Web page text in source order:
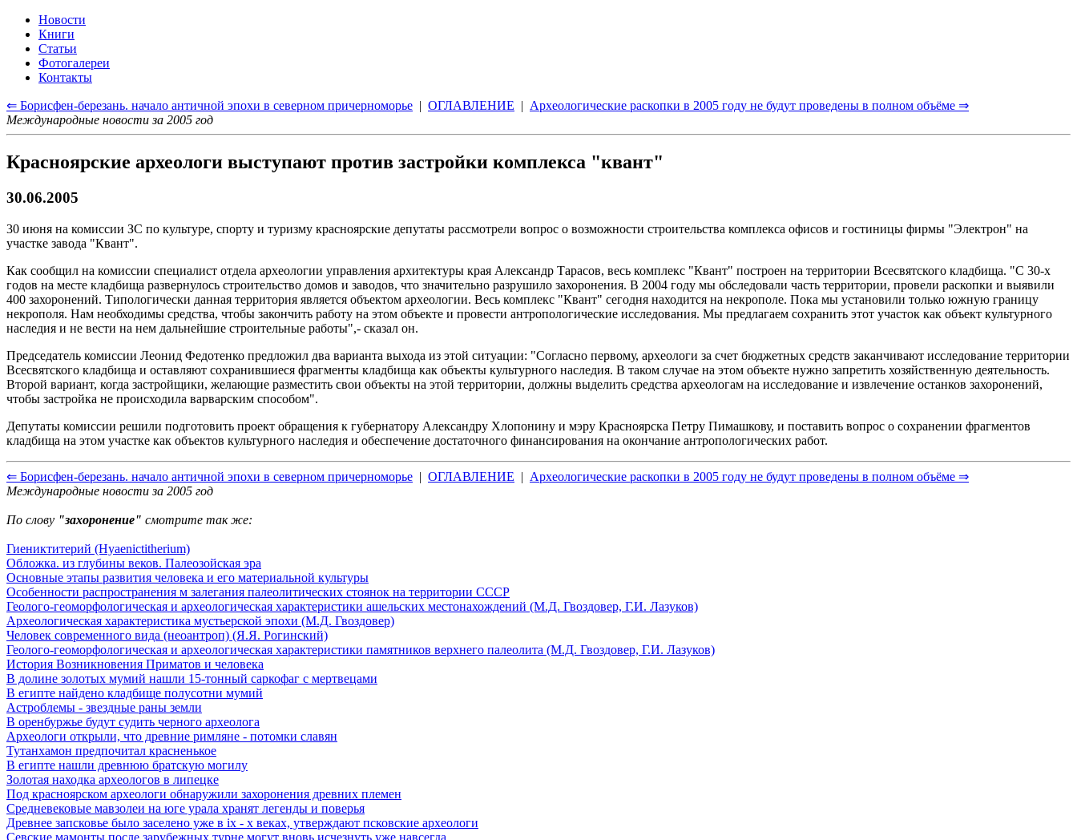
Новости
Книги
Статьи
Фотогалереи
Контакты
⇐ Борисфен-березань. начало античной эпохи в северном причерноморье | ОГЛАВЛЕНИЕ | Археологические раскопки в 2005 году не будут проведены в полном объёме ⇒
Международные новости за 2005 год
Красноярские археологи выступают против застройки комплекса "квант"
30.06.2005
30 июня на комиссии ЗС по культуре, спорту и туризму красноярские депутаты рассмотрели вопрос о возможности строительства комплекса офисов и гостиницы фирмы "Электрон" на
участке завода "Квант".
Как сообщил на комиссии специалист отдела археологии управления архитектуры края Александр Тарасов, весь комплекс "Квант" построен на территории Всесвятского кладбища. "С 30-х
годов на месте кладбища развернулось строительство домов и заводов, что значительно разрушило захоронения. В 2004 году мы обследовали часть территории, провели раскопки и выявили
400 захоронений. Типологически данная территория является объектом археологии. Весь комплекс "Квант" сегодня находится на некрополе. Пока мы установили только южную границу
некрополя. Нам необходимы средства, чтобы закончить работу на этом объекте и провести антропологические исследования. Мы предлагаем сохранить этот участок как объект культурного
наследия и не вести на нем дальнейшие строительные работы",- сказал он.
Председатель комиссии Леонид Федотенко предложил два варианта выхода из этой ситуации: "Согласно первому, археологи за счет бюджетных средств заканчивают исследование территории
Всесвятского кладбища и оставляют сохранившиеся фрагменты кладбища как объекты культурного наследия. В таком случае на этом объекте нужно запретить хозяйственную деятельность.
Второй вариант, когда застройщики, желающие разместить свои объекты на этой территории, должны выделить средства археологам на исследование и извлечение останков захоронений,
чтобы застройка не происходила варварским способом".
Депутаты комиссии решили подготовить проект обращения к губернатору Александру Хлопонину и мэру Красноярска Петру Пимашкову, и поставить вопрос о сохранении фрагментов
кладбища на этом участке как объектов культурного наследия и обеспечение достаточного финансирования на окончание антропологических работ.
⇐ Борисфен-березань. начало античной эпохи в северном причерноморье | ОГЛАВЛЕНИЕ | Археологические раскопки в 2005 году не будут проведены в полном объёме ⇒
Международные новости за 2005 год
По слову "захоронение" смотрите так же:
Гиениктитерий (Hyaenictitherium)
Обложка. из глубины веков. Палеозойская эра
Основные этапы развития человека и его материальной культуры
Особенности распространения м залегания палеолитических стоянок на территории СССР
Геолого-геоморфологическая и археологическая характеристики ашельских местонахождений (М.Д. Гвоздовер, Г.И. Лазуков)
Археологическая характеристика мустьерской эпохи (М.Д. Гвоздовер)
Человек современного вида (неоантроп) (Я.Я. Рогинский)
Геолого-геоморфологическая и археологическая характеристики памятников верхнего палеолита (М.Д. Гвоздовер, Г.И. Лазуков)
История Возникновения Приматов и человека
В долине золотых мумий нашли 15-тонный саркофаг с мертвецами
В египте найдено кладбище полусотни мумий
Астроблемы - звездные раны земли
В оренбуржье будут судить черного археолога
Археологи открыли, что древние римляне - потомки славян
Тутанхамон предпочитал красненькое
В египте нашли древнюю братскую могилу
Золотая находка археологов в липецке
Под красноярском археологи обнаружили захоронения древних племен
Средневековые мавзолеи на юге урала хранят легенды и поверья
Древнее запсковье было заселено уже в ix - x веках, утверждают псковские археологи
Севские мамонты после зарубежных турне могут вновь исчезнуть уже навсегда